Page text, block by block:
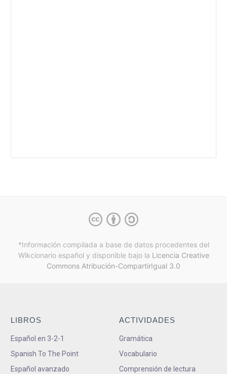
*Información compilada a base de datos procedentes del
Wikcionario español y disponible bajo la Licencia Creative
Commons Atribución-CompartirIgual 3.0
LIBROS
Español en 3-2-1
Spanish To The Point
Español avanzado
ACTIVIDADES
Gramática
Vocabulario
Comprensión de lectura